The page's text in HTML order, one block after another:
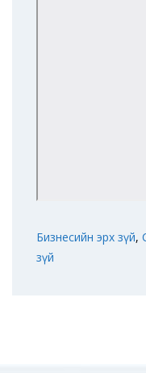
Бизнесийн эрх зүй,
зүй